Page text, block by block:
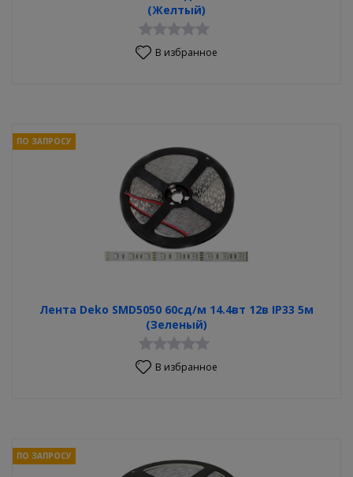
(Желтый)
В избранное
Лента Deko SMD5050 60сд/м 14.4вт 12в IP33 5м
(Зеленый)
ПО ЗАПРОСУ
В избранное
ПО ЗАПРОСУ